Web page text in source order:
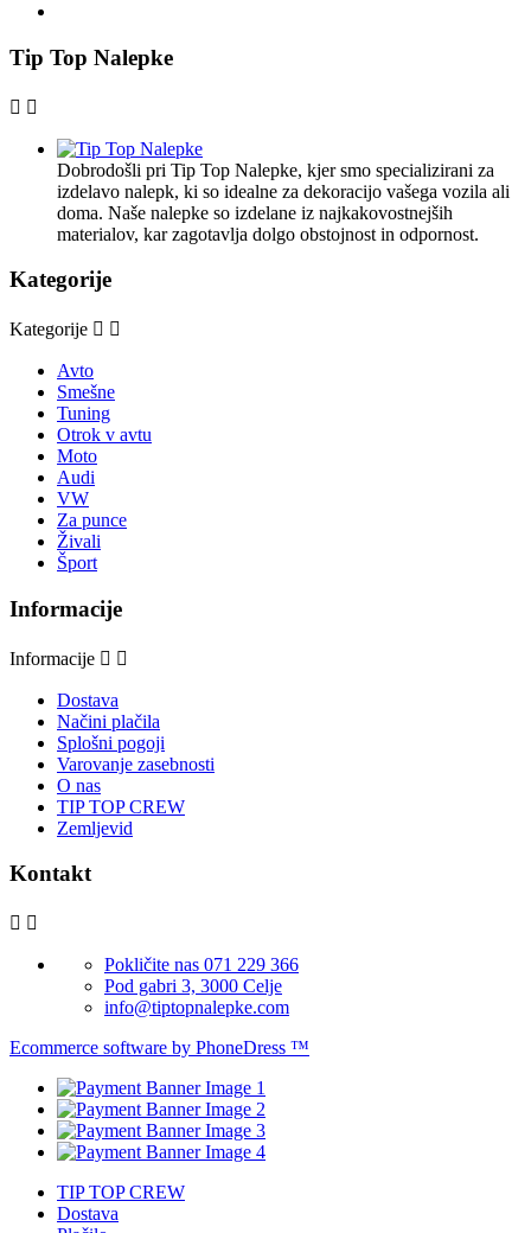
Tip Top Nalepke
 
Dobrodošli pri Tip Top Nalepke, kjer smo specializirani za
izdelavo nalepk, ki so idealne za dekoracijo vašega vozila ali
doma. Naše nalepke so izdelane iz najkakovostnejših
materialov, kar zagotavlja dolgo obstojnost in odpornost.
Kategorije
Kategorije  
Avto
Smešne
Tuning
Otrok v avtu
Moto
Audi
VW
Za punce
Živali
Šport
Informacije
Informacije  
Dostava
Načini plačila
Splošni pogoji
Varovanje zasebnosti
O nas
TIP TOP CREW
Zemljevid
Kontakt
 
Pokličite nas 071 229 366
Pod gabri 3, 3000 Celje
info@tiptopnalepke.com
Ecommerce software by PhoneDress ™
TIP TOP CREW
Dostava